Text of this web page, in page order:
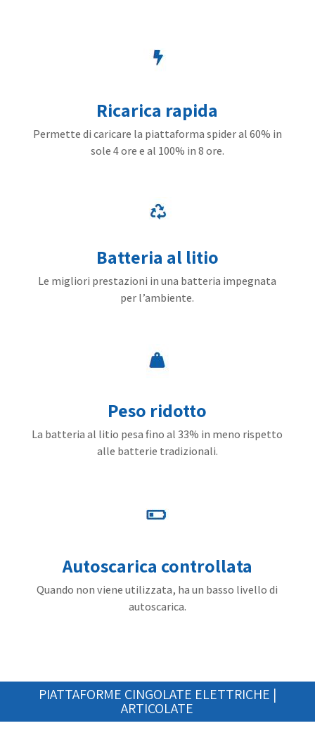
Ricarica rapida
Permette di caricare la piattaforma spider al 60% in
sole 4 ore e al 100% in 8 ore.
Batteria al litio
Le migliori prestazioni in una batteria impegnata
per l’ambiente.
Peso ridotto
La batteria al litio pesa fino al 33% in meno rispetto
alle batterie tradizionali.
Autoscarica controllata
Quando non viene utilizzata, ha un basso livello di
autoscarica.
PIATTAFORME CINGOLATE ELETTRICHE |
ARTICOLATE